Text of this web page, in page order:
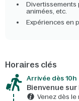
Divertissements
animées, etc.
Expériences en
Horaires clés
Arrivée dès 10h​
Bienvenue
Venez dès